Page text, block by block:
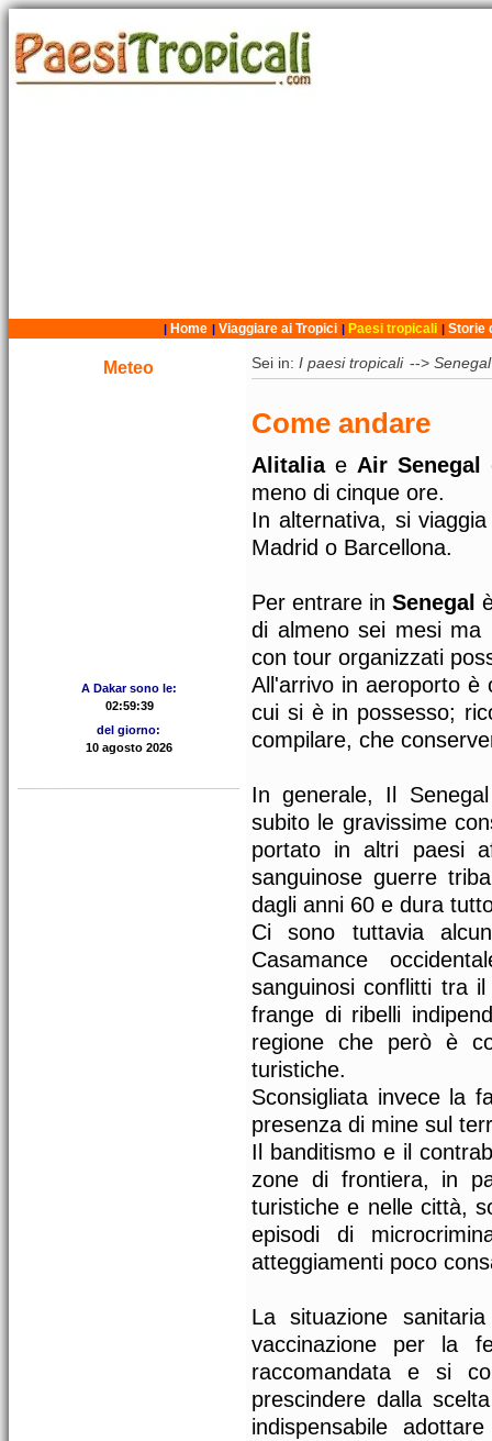
| Home | Viaggiare ai Tropici | Paesi tropicali | Storie
Meteo
A Dakar sono le:
del giorno:
Sei in: I paesi tropicali --> Senegal
Come andare
Alitaliae Air Senegal
meno di cinque ore.
In alternativa, si
Madrid o Barcellona.
Per entrare in Senegal
di almeno sei mesi ma
con tour organizzati
All'arrivo in aeroporto è
cui si è in possesso;
compilare, che
In generale, Il
subito le gravissime
portato in altri paesi
sanguinose guerre
dagli anni 60 e dura
Ci sono tuttavia
Casamance
sanguinosi conflitti tra
frange di ribelli
regione che però è
turistiche.
Sconsigliata invece la
presenza di mine sul
Il banditismo e il
zone di frontiera, in
turistiche e nelle città,
episodi di
atteggiamenti poco
La situazione
vaccinazione per la
raccomandata e si
prescindere dalla
indispensabile